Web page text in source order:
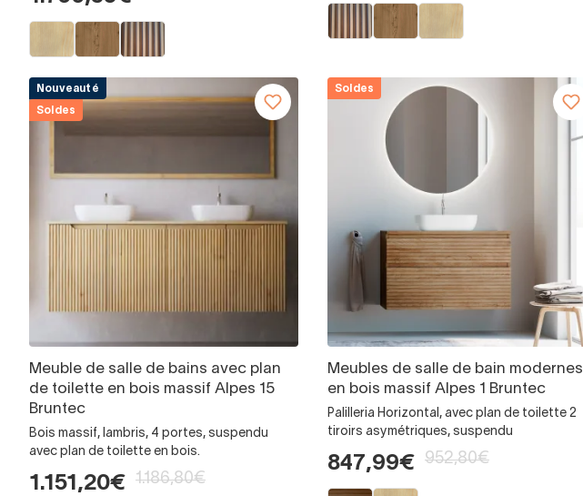
Nouveauté
Soldes
Meuble de salle de bains avec plan
de toilette en bois massif Alpes 15
Bruntec
Bois massif, lambris, 4 portes, suspendu
avec plan de toilette en bois.
1.151,20€ 1.186,80€
Soldes
Meubles de salle de bain modernes
en bois massif Alpes 1 Bruntec
Palilleria Horizontal, avec plan de toilette 2
tiroirs asymétriques, suspendu
847,99€ 952,80€